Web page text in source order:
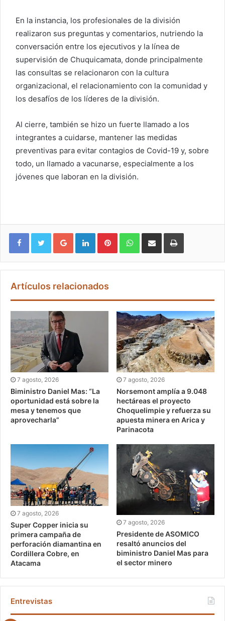
En la instancia, los profesionales de la división
realizaron sus preguntas y comentarios, nutriendo la
conversación entre los ejecutivos y la línea de
supervisión de Chuquicamata, donde principalmente
las consultas se relacionaron con la cultura
organizacional, el relacionamiento con la comunidad y
los desafíos de los líderes de la división.
Al cierre, también se hizo un fuerte llamado a los
integrantes a cuidarse, mantener las medidas
preventivas para evitar contagios de Covid-19 y, sobre
todo, un llamado a vacunarse, especialmente a los
jóvenes que laboran en la división.
Google+ LinkedIn Pinterest WhatsApp
Artículos relacionados
7 agosto, 2026
Biministro Daniel Mas: “La
oportunidad está sobre la
mesa y tenemos que
aprovecharla”
7 agosto, 2026
Norsemont amplía a 9.048
hectáreas el proyecto
Choquelimpie y refuerza su
apuesta minera en Arica y
Parinacota
7 agosto, 2026
Super Copper inicia su
primera campaña de
perforación diamantina en
Cordillera Cobre, en
Atacama
7 agosto, 2026
Presidente de ASOMICO
resaltó anuncios del
biministro Daniel Mas para
el sector minero
Entrevistas